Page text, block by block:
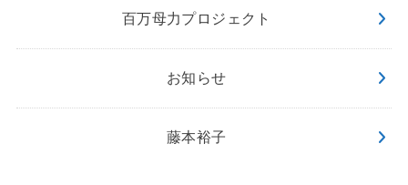
百万母力プロジェクト
お知らせ
藤本裕子